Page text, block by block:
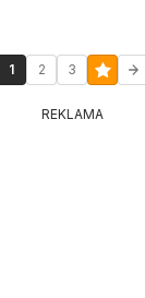
1 2 3
REKLAMA